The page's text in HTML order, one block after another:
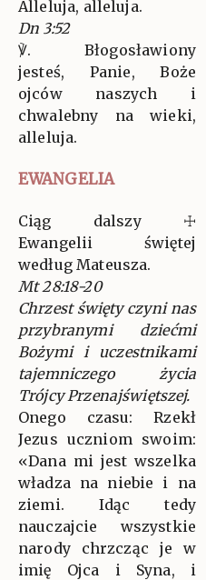
Alleluja, alleluja.
Dn 3:52
℣. Błogosławiony
jesteś, Panie, Boże
ojców naszych i
chwalebny na wieki,
alleluja.
EWANGELIA
Ciąg dalszy ☩
Ewangelii świętej
według Mateusza.
Mt 28:18-20
Chrzest święty czyni nas
przybranymi dziećmi
Bożymi i uczestnikami
tajemniczego życia
Trójcy Przenajświętszej.
Onego czasu: Rzekł
Jezus uczniom swoim:
«Dana mi jest wszelka
władza na niebie i na
ziemi. Idąc tedy
nauczajcie wszystkie
narody chrzcząc je w
imię Ojca i Syna, i